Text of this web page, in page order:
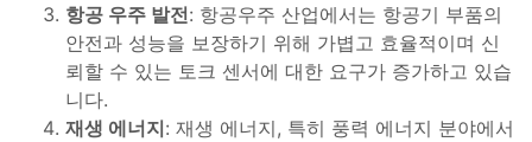
항공 우주 발전: 항공우주 산업에서는 항공기 부품의
안전과 성능을 보장하기 위해 가볍고 효율적이며 신
뢰할 수 있는 토크 센서에 대한 요구가 증가하고 있습
니다.
재생 에너지: 재생 에너지, 특히 풍력 에너지 분야에서